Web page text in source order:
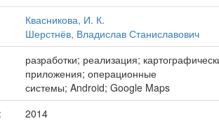
Квасникова, И. К.
Шерстнёв, Владислав Станиславович
разработки; реализация;
приложения; операционные
системы; Android; Google Maps
2014